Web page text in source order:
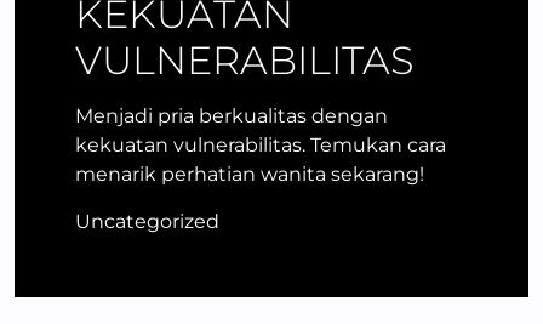
KEKUATAN
VULNERABILITAS
Menjadi pria berkualitas dengan
kekuatan vulnerabilitas. Temukan cara
menarik perhatian wanita sekarang!
Uncategorized